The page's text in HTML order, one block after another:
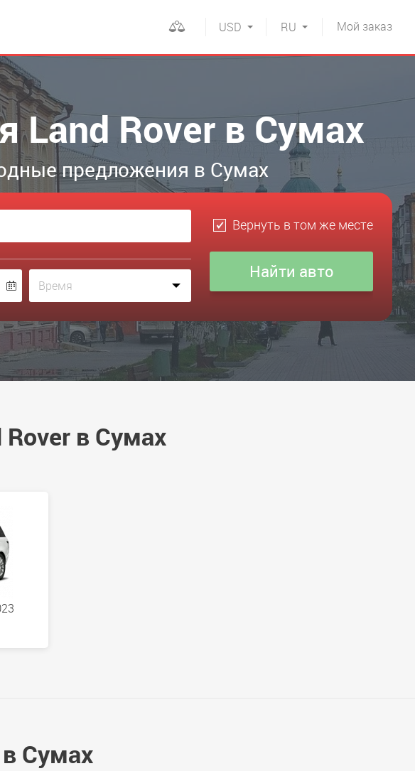
Мой заказ
RU
USD
Land Rover в Сумах
предложения в Сумах
Вернуть в том же месте
в Сумах
Сумах